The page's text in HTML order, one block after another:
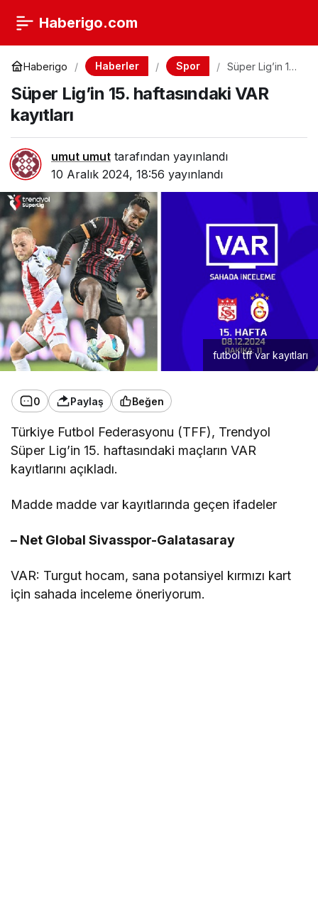
Haberigo.com
Haberigo Haberler Spor
Süper Lig’in 15.
VAR kayıtları
Süper Lig’in 15. haftasındaki VAR
kayıtları
umut umut tarafından yayınlandı
10 Aralık 2024, 18:56 yayınlandı
futbol tff var kayıtları
0 Paylaş Beğen
Türkiye Futbol Federasyonu (TFF), Trendyol
Süper Lig’in 15. haftasındaki maçların VAR
kayıtlarını açıkladı.
Madde madde var kayıtlarında geçen ifadeler
– Net Global Sivasspor-Galatasaray
VAR: Turgut hocam, sana potansiyel kırmızı kart
için sahada inceleme öneriyorum.